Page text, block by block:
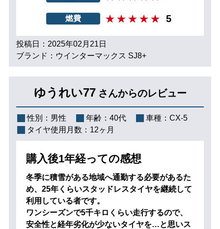
燃費 5
投稿日：2025年02月21日
ブランド：ウインターマックス SJ8+
ゆうれい77 さんからのレビュー
性別： 男性 年齢： 40代 車種： CX-5
タイヤ使用月数： 12ヶ月
購入後1年経っての感想
冬季に積雪がある地域へ通勤する必要があるた
め、25年くらいスタッドレスタイヤを継続して
利用している者です。
ワンシーズンで5千キロくらい走行するので、
安全性と経年劣化が少ないタイヤを…と思いス